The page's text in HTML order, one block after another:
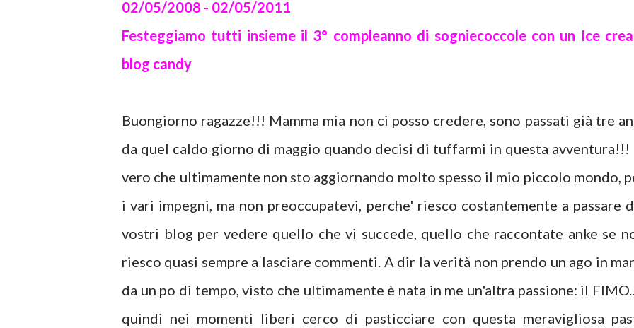
02/05/2008 - 02/05/2011
Festeggiamo tutti insieme il 3° compleanno di sogniecoccole con un Ice
blog candy
Buongiorno ragazze!!! Mamma mia non ci posso credere, sono passati già tre
da quel caldo giorno di maggio quando decisi di tuffarmi in questa avventura!!!
vero che ultimamente non sto aggiornando molto spesso il mio piccolo mondo,
i vari impegni, ma non preoccupatevi, perche' riesco costantemente a passare
vostri blog per vedere quello che vi succede, quello che raccontate anke se
riesco quasi sempre a lasciare commenti. A dir la verità non prendo un ago in
da un po di tempo, visto che ultimamente è nata in me un'altra passione: il
quindi nei momenti liberi cerco di pasticciare con questa meravigliosa